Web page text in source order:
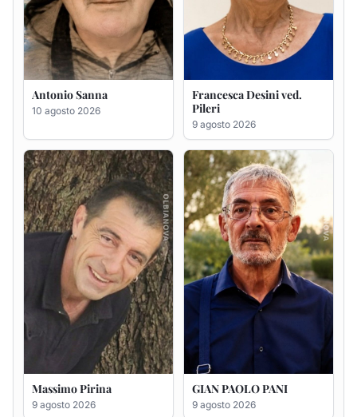
Massimo Pirina
9 agosto 2026
GIAN PAOLO PANI
9 agosto 2026